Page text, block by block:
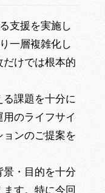
支援を実施し
一層複雑化し
けでは根本的
課題を十分に
のライフサイ
ョンのご提案を
・目的を十分
す。特に今回